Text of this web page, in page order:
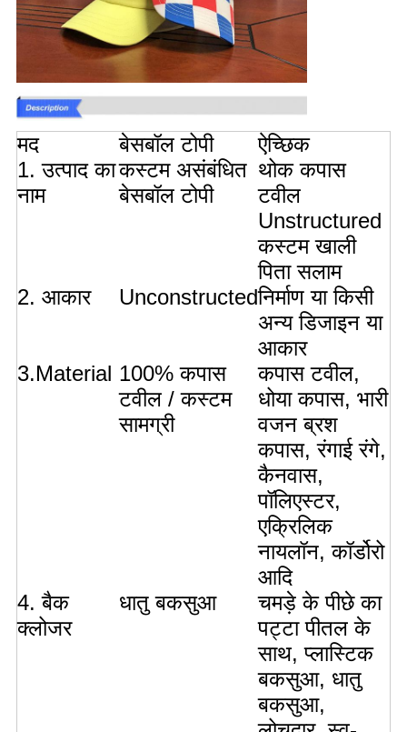
मद बेसबॉल टोपी
ऐच्छिक
1. उत्पाद का
नाम
कस्टम असंबंधित
बेसबॉल टोपी
थोक कपास
टवील
Unstructured
कस्टम खाली
पिता सलाम
2. आकार
Unconstructedनिर्माण या किसी
अन्य डिजाइन या
आकार
3.Material 100% कपास
टवील / कस्टम
सामग्री
कपास टवील,
धोया कपास, भारी
वजन ब्रश
कपास, रंगाई रंगे,
कैनवास,
पॉलिएस्टर,
एक्रिलिक
नायलॉन, कॉर्डोरो
आदि
4. बैक
क्लोजर
धातु बकसुआ
चमड़े के पीछे का
पट्टा पीतल के
साथ, प्लास्टिक
बकसुआ, धातु
बकसुआ,